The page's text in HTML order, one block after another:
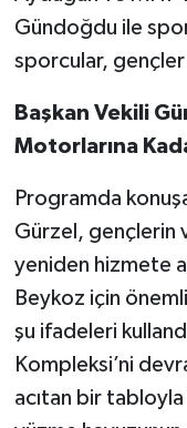
Gündoğdu ile
sporcular, gençler
Başkan Vekili
Motorlarına
Programda
Gürzel, gençlerin
yeniden hizmete
Beykoz için
şu ifadeleri
Kompleksi’ni
acıtan bir tabloyla